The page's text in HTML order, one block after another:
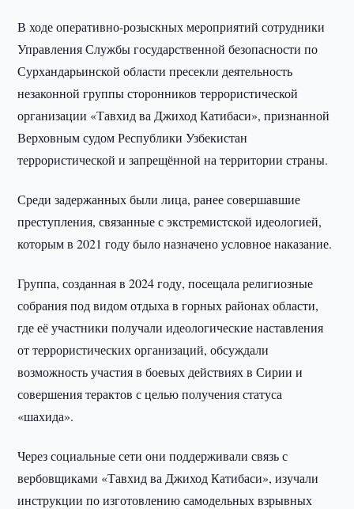
В ходе оперативно-розыскных мероприятий сотрудники
Управления Службы государственной безопасности по
Сурхандарьинской области пресекли деятельность
незаконной группы сторонников террористической
организации «Тавхид ва Джиход Катибаси», признанной
Верховным судом Республики Узбекистан
террористической и запрещённой на территории страны.
Среди задержанных были лица, ранее совершавшие
преступления, связанные с экстремистской идеологией,
которым в 2021 году было назначено условное наказание.
Группа, созданная в 2024 году, посещала религиозные
собрания под видом отдыха в горных районах области,
где её участники получали идеологические наставления
от террористических организаций, обсуждали
возможность участия в боевых действиях в Сирии и
совершения терактов с целью получения статуса
«шахида».
Через социальные сети они поддерживали связь с
вербовщиками «Тавхид ва Джиход Катибаси», изучали
инструкции по изготовлению самодельных взрывных